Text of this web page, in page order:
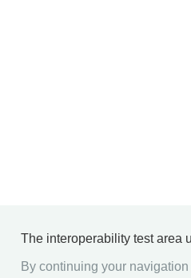
The interoperability test area
By continuing your